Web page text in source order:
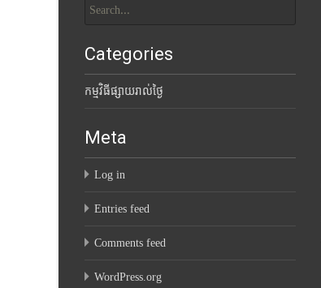
for:
Categories
កម្មវិធីផ្សាយរាល់ថ្ងៃ
Meta
Log in
Entries feed
Comments feed
WordPress.org